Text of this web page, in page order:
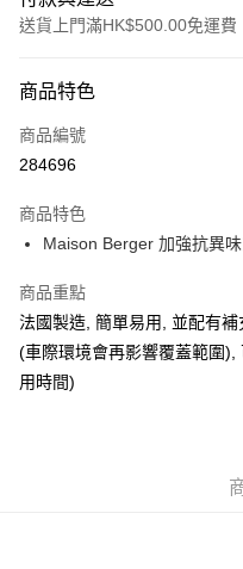
送貨上門滿HK$500.00免運費
信用卡
AlipayHK
送貨方式
可選擇宅配, 順豐智能櫃, 順豐
豐自提點點碼便可
每筆HK$30.00，滿
付款後門市自取 (大約需時3-
商品特色
商品編號
284696
商品特色
Maison Berger 加強抗異
商品重點
法國製造, 簡單易用, 並配有
(車際環境會再影響覆蓋範圍
用時間)